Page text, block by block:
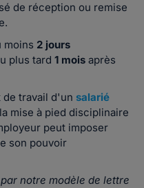
de réception ou remise
moins 2 jours
plus tard 1 mois après
travail d'un salarié
mise à pied disciplinaire
peut imposer
son pouvoir
notre modèle de lettre